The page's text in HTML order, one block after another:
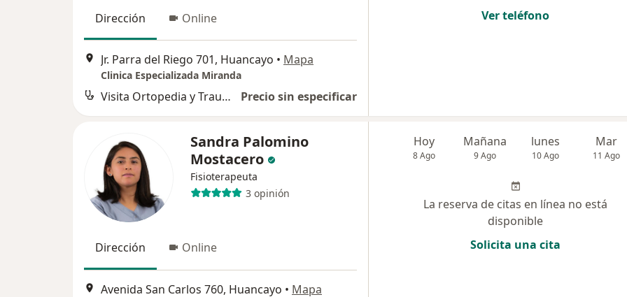
Dirección Online
Jr. Parra del Riego 701, Huancayo • Mapa
Clinica Especializada Miranda
Visita Ortopedia y Traumatología Precio sin especificar
Ver teléfono
Sandra Palomino
Mostacero
Fisioterapeuta
3 opinión
Dirección Online
Avenida San Carlos 760, Huancayo • Mapa
Hoy
8 Ago
Mañana
9 Ago
lunes
10 Ago
Mar
11 Ago
La reserva de citas en línea no está
disponible
Solicita una cita